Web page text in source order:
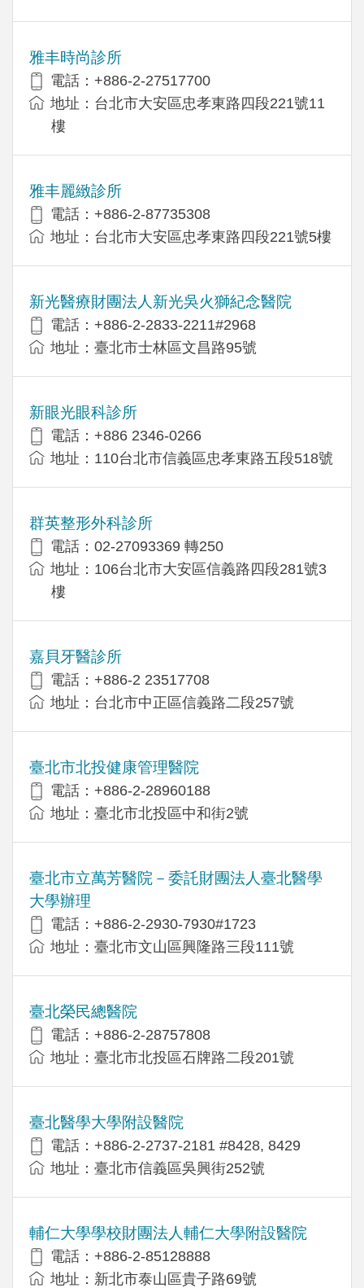
雅丰時尚診所
電話：+886-2-27517700
地址：台北市大安區忠孝東路四段221號11
樓
雅丰麗緻診所
電話：+886-2-87735308
地址：台北市大安區忠孝東路四段221號5樓
新光醫療財團法人新光吳火獅紀念醫院
電話：+886-2-2833-2211#2968
地址：臺北市士林區文昌路95號
新眼光眼科診所
電話：+886 2346-0266
地址：110台北市信義區忠孝東路五段518號
群英整形外科診所
電話：02-27093369 轉250
地址：106台北市大安區信義路四段281號3
樓
嘉貝牙醫診所
電話：+886-2 23517708
地址：台北市中正區信義路二段257號
臺北市北投健康管理醫院
電話：+886-2-28960188
地址：臺北市北投區中和街2號
臺北市立萬芳醫院－委託財團法人臺北醫學
大學辦理
電話：+886-2-2930-7930#1723
地址：臺北市文山區興隆路三段111號
臺北榮民總醫院
電話：+886-2-28757808
地址：臺北市北投區石牌路二段201號
臺北醫學大學附設醫院
電話：+886-2-2737-2181 #8428, 8429
地址：臺北市信義區吳興街252號
輔仁大學學校財團法人輔仁大學附設醫院
電話：+886-2-85128888
地址：新北市泰山區貴子路69號